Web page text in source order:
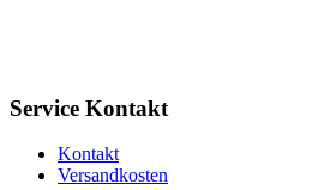
Service Kontakt
Kontakt
Versandkosten